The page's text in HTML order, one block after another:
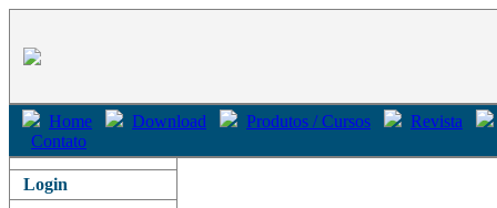
Home Download Produtos / Cursos
Revista
Contato
Login